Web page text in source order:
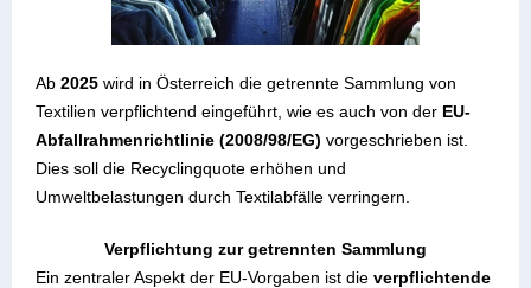
Ab 2025 wird in Österreich die getrennte Sammlung von
Textilien verpflichtend eingeführt, wie es auch von der EU-
Abfallrahmenrichtlinie (2008/98/EG) vorgeschrieben ist.
Dies soll die Recyclingquote erhöhen und
Umweltbelastungen durch Textilabfälle verringern.
Verpflichtung zur getrennten Sammlung
Ein zentraler Aspekt der EU-Vorgaben ist die verpflichtende